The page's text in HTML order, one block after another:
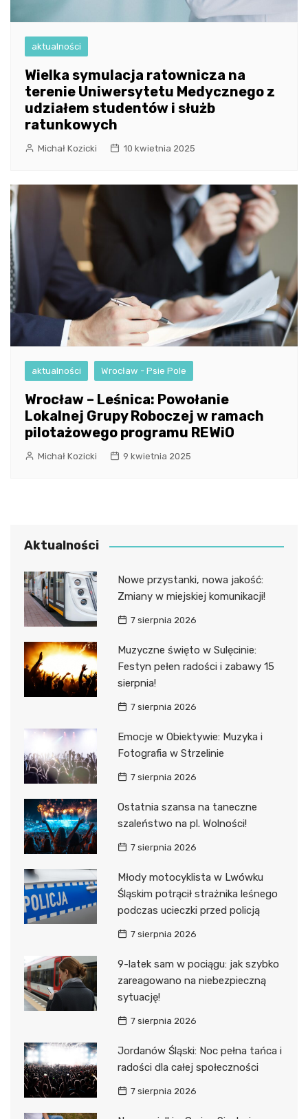
aktualności
Wielka symulacja ratownicza na
terenie Uniwersytetu Medycznego z
udziałem studentów i służb
ratunkowych
Michał Kozicki 10 kwietnia 2025
aktualności Wrocław - Psie Pole
Wrocław – Leśnica: Powołanie
Lokalnej Grupy Roboczej w ramach
pilotażowego programu REWiO
Michał Kozicki 9 kwietnia 2025
Aktualności
Nowe przystanki, nowa jakość:
Zmiany w miejskiej komunikacji!
7 sierpnia 2026
Muzyczne święto w Sulęcinie:
Festyn pełen radości i zabawy 15
sierpnia!
7 sierpnia 2026
Emocje w Obiektywie: Muzyka i
Fotografia w Strzelinie
7 sierpnia 2026
Ostatnia szansa na taneczne
szaleństwo na pl. Wolności!
7 sierpnia 2026
Młody motocyklista w Lwówku
Śląskim potrącił strażnika leśnego
podczas ucieczki przed policją
7 sierpnia 2026
9-latek sam w pociągu: jak szybko
zareagowano na niebezpieczną
sytuację!
7 sierpnia 2026
Jordanów Śląski: Noc pełna tańca i
radości dla całej społeczności
7 sierpnia 2026